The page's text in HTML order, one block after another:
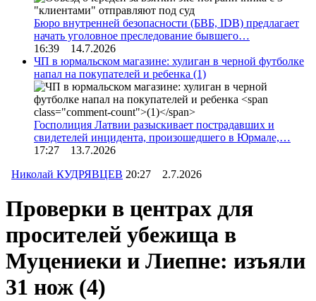
Бюро внутренней безопасности (БВБ, IDB) предлагает
начать уголовное преследование бывшего…
16:39 14.7.2026
ЧП в юрмальском магазине: хулиган в черной футболке
напал на покупателей и ребенка (1)
Госполиция Латвии разыскивает пострадавших и
свидетелей инцидента, произошедшего в Юрмале,…
17:27 13.7.2026
Николай КУДРЯВЦЕВ 20:27 2.7.2026
Проверки в центрах для
просителей убежища в
Муцениеки и Лиепне: изъяли
31 нож (4)